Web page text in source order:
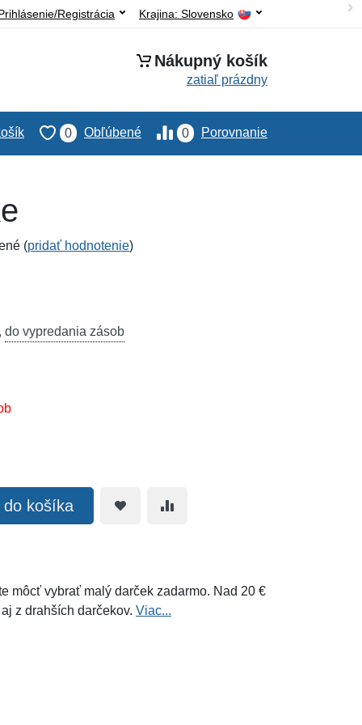
Krajina: Slovensko
Registrácia
Nákupný košík
zatiaľ prázdny
0 Porovnanie
0 Obľúbené
(pridať hodnotenie)
do vypredania zásob
košíka
môcť vybrať malý darček zadarmo. Nad 20 €
z drahších darčekov. Viac...